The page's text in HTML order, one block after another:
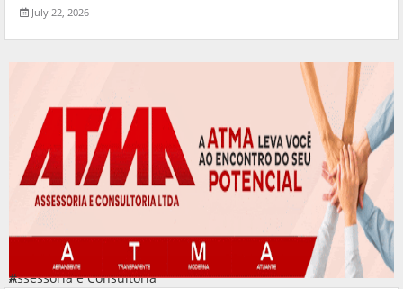
July 22, 2026
Assessoria e Consultoria
#